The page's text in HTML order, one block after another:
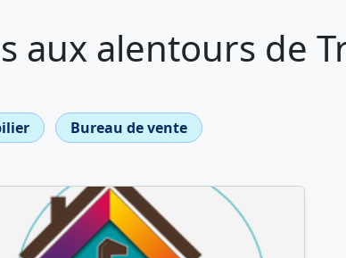
aux alentours de
Bureau de vente